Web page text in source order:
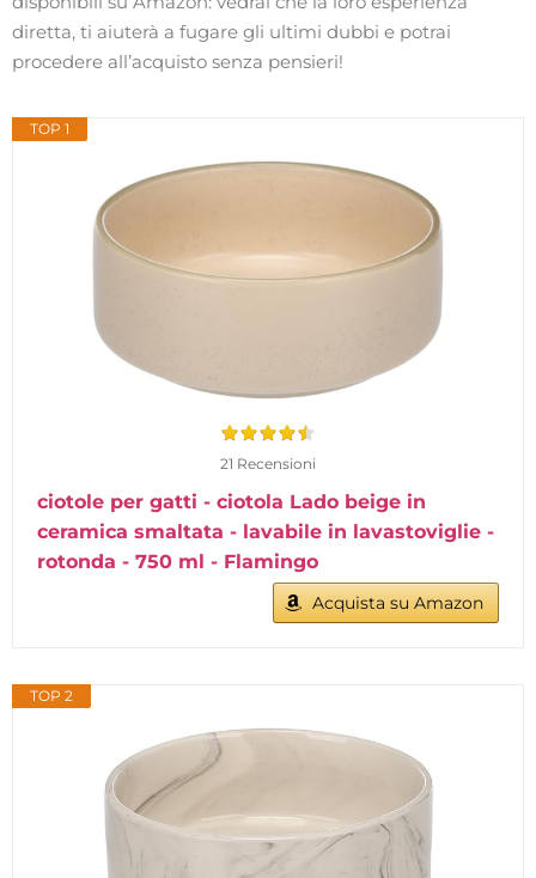
diretta, ti aiuterà a fugare gli ultimi dubbi e potrai
procedere all’acquisto senza pensieri!
TOP 1
21 Recensioni
ciotole per gatti - ciotola Lado beige in
ceramica smaltata - lavabile in lavastoviglie -
rotonda - 750 ml - Flamingo
Acquista su Amazon
TOP 2